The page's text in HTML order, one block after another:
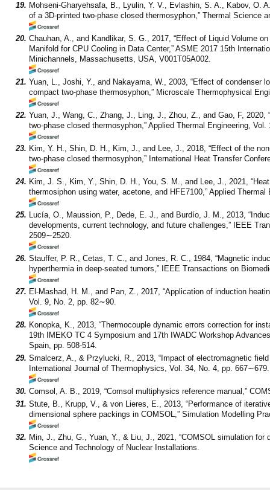
19. Mohseni-Gharyehsafa, B., Lyulin, Y. V., Evlashin, S. A., Kabov, O.
of a 3D-printed two-phase closed thermosyphon,” Thermal Science
20. Chauhan, A., and Kandlikar, S. G., 2017, “Effect of Liquid Volume
Manifold for CPU Cooling in Data Center,” ASME 2017 15th
Minichannels, Massachusetts, USA, V001T05A002.
21. Yuan, L., Joshi, Y., and Nakayama, W., 2003, “Effect of condenser
compact two-phase thermosyphon,” Microscale Thermophysical
22. Yuan, J., Wang, C., Zhang, J., Ling, J., Zhou, Z., and Gao, F,
two-phase closed thermosyphon,” Applied Thermal Engineering, Vol.
23. Kim, Y. H., Shin, D. H., Kim, J., and Lee, J., 2018, “Effect of the
two-phase closed thermosyphon,” International Heat Transfer
24. Kim, J. S., Kim, Y., Shin, D. H., You, S. M., and Lee, J., 2021,
thermosiphon using water, acetone, and HFE7100,” Applied Thermal
25. Lucía, O., Maussion, P., Dede, E. J., and Burdío, J. M., 2013,
developments, current technology, and future challenges,” IEEE
2509∼2520.
26. Stauffer, P. R., Cetas, T. C., and Jones, R. C., 1984, “Magnetic
hyperthermia in deep-seated tumors,” IEEE Transactions on
27. El-Mashad, H. M., and Pan, Z., 2017, “Application of induction
Vol. 9, No. 2, pp. 82∼90.
28. Konopka, K., 2013, “Thermocouple dynamic errors correction for
19th IMEKO TC 4 Symposium and 17th IWADC Workshop
Spain, pp. 508-514.
29. Smalcerz, A., & Przylucki, R., 2013, “Impact of electromagnetic
International Journal of Thermophysics, Vol. 34, No. 4, pp. 667∼679.
30. Comsol, A. B., 2019, “Comsol multiphysics reference manual,”
31. Stute, B., Krupp, V., & von Lieres, E., 2013, “Performance of
dimensional sphere packings in COMSOL,” Simulation Modelling
32. Min, J., Zhu, G., Yuan, Y., & Liu, J., 2021, “COMSOL simulation
Science and Technology of Nuclear Installations.